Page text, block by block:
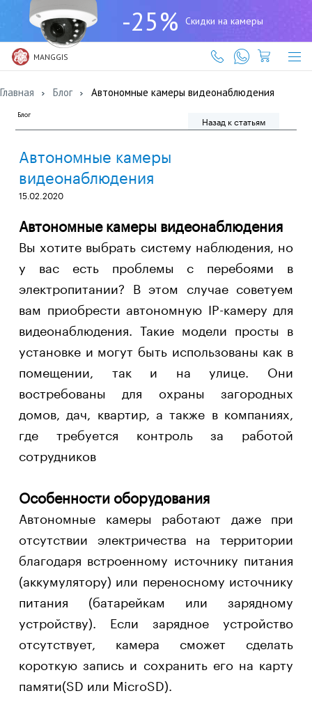
-25% Скидки на камеры
MANGGIS
(727)
317-
61-
61
Главная Блог Автономные камеры видеонаблюдения
Блог Назад к статьям
Автономные камеры
видеонаблюдения
15.02.2020
Автономные камеры видеонаблюдения
Вы хотите выбрать систему наблюдения, но
у вас есть проблемы с перебоями в
электропитании? В этом случае советуем
вам приобрести автономную IP-камеру для
видеонаблюдения. Такие модели просты в
установке и могут быть использованы как в
помещении, так и на улице. Они
востребованы для охраны загородных
домов, дач, квартир, а также в компаниях,
где требуется контроль за работой
сотрудников
Особенности оборудования
Автономные камеры работают даже при
отсутствии электричества на территории
благодаря встроенному источнику питания
(аккумулятору) или переносному источнику
питания (батарейкам или зарядному
устройству). Если зарядное устройство
отсутствует, камера сможет сделать
короткую запись и сохранить его на карту
памяти(SD или MicroSD).